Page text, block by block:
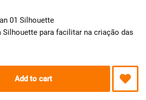
01 Silhouette
para facilitar na criação das
Add to cart